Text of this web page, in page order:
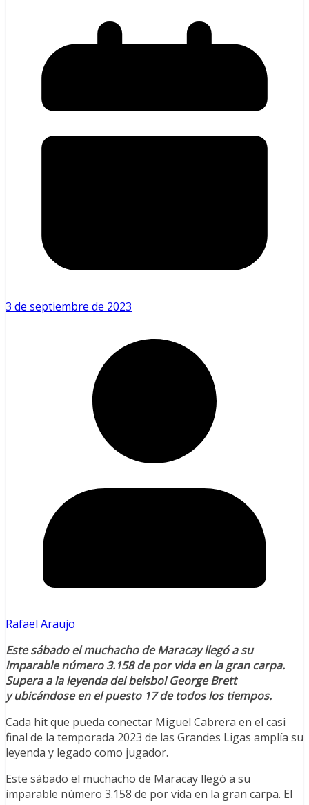
3 de septiembre de 2023
Rafael Araujo
Este sábado el muchacho de Maracay llegó a su
imparable número 3.158 de por vida en la gran carpa.
Supera a la leyenda del beisbol George Brett
y ubicándose en el puesto 17 de todos los tiempos.
Cada hit que pueda conectar Miguel Cabrera en el casi
final de la temporada 2023 de las Grandes Ligas amplía su
leyenda y legado como jugador.
Este sábado el muchacho de Maracay llegó a su
imparable número 3.158 de por vida en la gran carpa. El